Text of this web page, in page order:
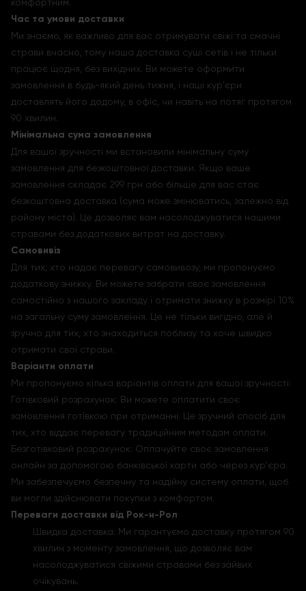
комфортним.
Час та умови доставки
Ми знаємо, як важливо для вас отримувати свіжі та смачні
страви вчасно, тому наша доставка суші сетів і не тільки
працює щодня, без вихідних. Ви можете оформити
замовлення в будь-який день тижня, і наші кур'єри
доставлять його додому, в офіс, чи навіть на потяг протягом
90 хвилин.
Мінімальна сума замовлення
Для вашої зручності ми встановили мінімальну суму
замовлення для безкоштовної доставки. Якщо ваше
замовлення складає 299 грн або більше для вас стає
безкоштовна доставка (сума може змінюватись, залежно від
району міста). Це дозволяє вам насолоджуватися нашими
стравами без додаткових витрат на доставку.
Самовивіз
Для тих, хто надає перевагу самовивозу, ми пропонуємо
додаткову знижку. Ви можете забрати своє замовлення
самостійно з нашого закладу і отримати знижку в розмірі 10%
на загальну суму замовлення. Це не тільки вигідно, але й
зручно для тих, хто знаходиться поблизу та хоче швидко
отримати свої страви.
Варіанти оплати
Ми пропонуємо кілька варіантів оплати для вашої зручності:
Готівковий розрахунок: Ви можете оплатити своє
замовлення готівкою при отриманні. Це зручний спосіб для
тих, хто віддає перевагу традиційним методам оплати.
Безготівковий розрахунок: Оплачуйте своє замовлення
онлайн за допомогою банківської карти або через кур'єра.
Ми забезпечуємо безпечну та надійну систему оплати, щоб
ви могли здійснювати покупки з комфортом.
Переваги доставки від Рок-н-Рол
Швидка доставка: Ми гарантуємо доставку протягом 90
хвилин з моменту замовлення, що дозволяє вам
насолоджуватися свіжими стравами без зайвих
очікувань.